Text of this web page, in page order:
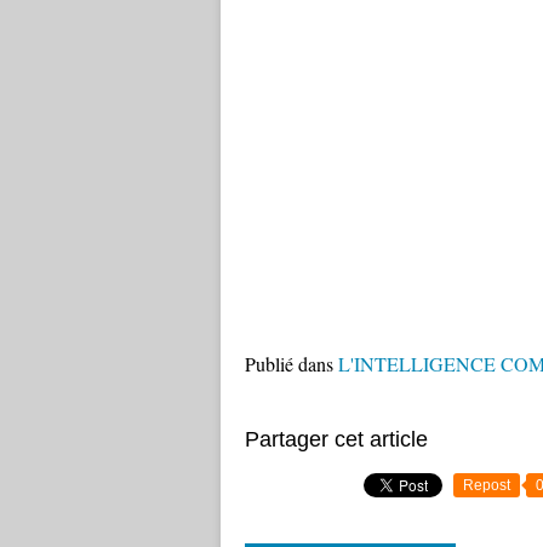
Publié dansL'INTELLIGENCE
Partager cet article
Repost 0